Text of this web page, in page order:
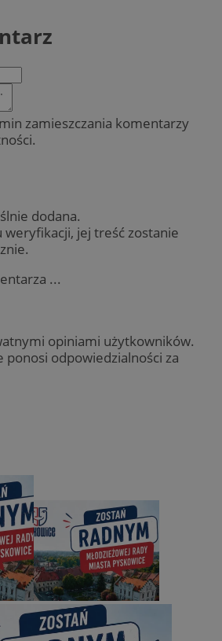
zamieszczania komentarzy
dodana.
jej treść zostanie
...
opiniami użytkowników.
ponosi odpowiedzialności za